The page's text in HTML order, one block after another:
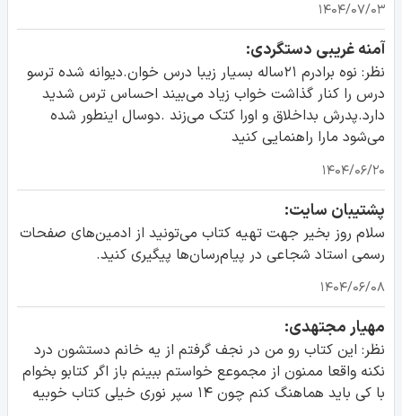
۱۴۰۴/۰۷/۰۳
آمنه غریبی دستگردی:
نظر: نوه برادرم ۲۱ساله بسیار زیبا درس خوان.دیوانه شده ترسو
درس را کنار گذاشت خواب زیاد می‌بیند احساس ترس شدید
دارد.پدرش بداخلاق و اورا کتک می‌زند .دوسال اینطور شده
می‌شود مارا راهنمایی کنید
۱۴۰۴/۰۶/۲۰
پشتیبان سایت:
سلام روز بخیر جهت تهیه کتاب می‌تونید از ادمین‌های صفحات
رسمی استاد شجاعی در پیام‌رسان‌ها پیگیری کنید.
۱۴۰۴/۰۶/۰۸
مهیار مجتهدی:
نظر: این کتاب رو من در نجف گرفتم از یه خانم دستشون درد
نکنه واقعا ممنون از مجموعع خواستم ببینم باز اگر کتابو بخوام
با کی باید هماهنگ کنم چون ۱۴ سپر نوری خیلی کتاب خوبیه